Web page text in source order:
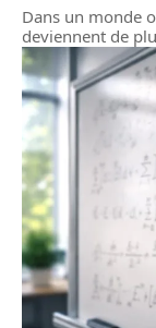
Dans un monde
deviennent de